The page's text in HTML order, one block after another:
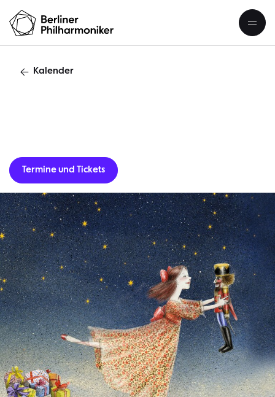
Kalender
Termine und Tickets